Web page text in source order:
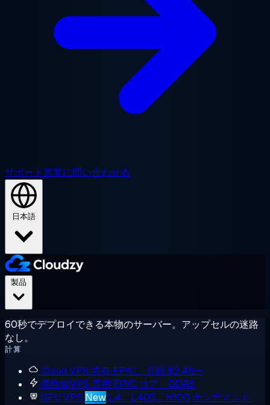
サポート営業に問い合わせる
日本語
60秒でデプロイできる本物のサーバー。アップセルの迷路
なし。
計算
Cloud VPS 共有 EPYC、月額 $2.48〜
高性能VPS 専用 EPYC コア、DDR5
GPU VPS New L4、L40S、H100 オンデマンド